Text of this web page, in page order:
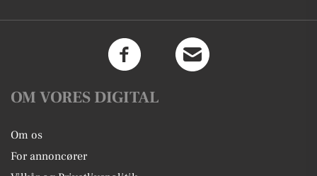
OM VORES DIGITAL
Om os
For annoncører